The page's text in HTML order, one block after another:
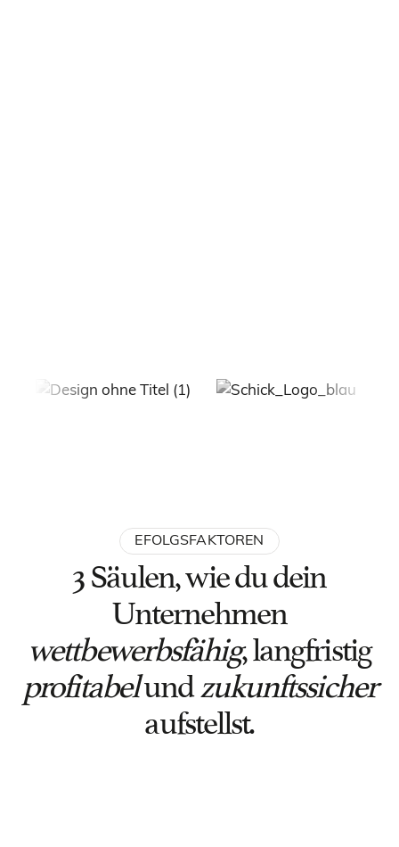
EFOLGSFAKTOREN
3 Säulen, wie du dein
Unternehmen
wettbewerbsfähig, langfristig
profitabelundzukunftssicher
aufstellst.